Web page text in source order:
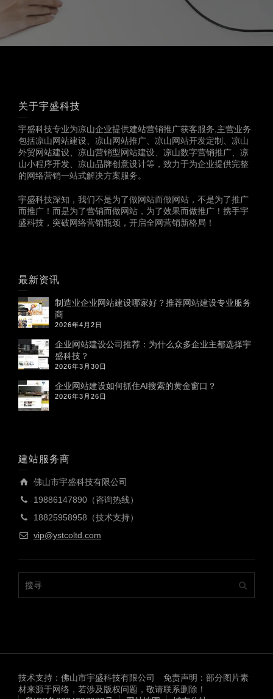
关于宇盛科技
宇盛科技专业为凉山企业提供建站营销推广获客服务,主营业务
包括凉山网站建设、凉山网站推广、凉山网站开发定制、凉山
外贸网站建设、凉山营销型网站建设、凉山数字营销推广、凉
山小程序开发、凉山品牌创意设计等，致力于为企业提供完整
的网络营销一站式解决方案服务。
宇盛科技深知，我们不是为了做网站而做网站，不是为了推广
而推广！而是为了营销而做网站，为了效果而做推广！携手宇
盛科技，突破网络营销瓶颈，开启全网营销新格局！
最新资讯
制造业企业网站建设哪家好？推荐网站建设专业服务
商
2026年4月2日
企业网站建设公司推荐：为什么众多企业主都选择宇
盛科技？
2026年3月30日
企业网站建设如何抓住AI搜索的黄金窗口？
2026年3月26日
建站服务商
佛山市宇盛科技有限公司
19886147890（咨询热线）
18825958958（技术支持）
vip@ystcoltd.com
技术支持：佛山市宇盛科技有限公司 免责声明：部分图片素
材来源于网络，若涉及版权问题，敬请联系删除！